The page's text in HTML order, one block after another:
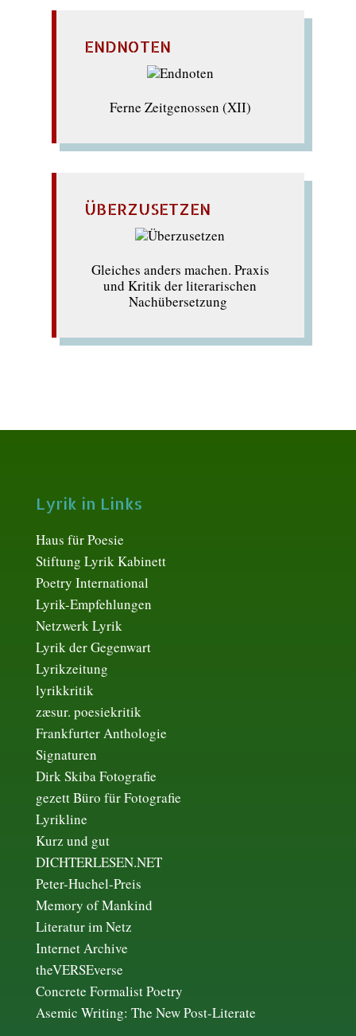
ENDNOTEN
Ferne Zeitgenossen (XII)
ÜBERZUSETZEN
Gleiches anders machen. Praxis
und Kritik der literarischen
Nachübersetzung
Lyrik in Links
Haus für Poesie
Stiftung Lyrik Kabinett
Poetry International
Lyrik-Empfehlungen
Netzwerk Lyrik
Lyrik der Gegenwart
Lyrikzeitung
lyrikkritik
zæsur. poesiekritik
Frankfurter Anthologie
Signaturen
Dirk Skiba Fotografie
gezett Büro für Fotografie
Lyrikline
Kurz und gut
DICHTERLESEN.NET
Peter-Huchel-Preis
Memory of Mankind
Literatur im Netz
Internet Archive
theVERSEverse
Concrete Formalist Poetry
Asemic Writing: The New Post-Literate